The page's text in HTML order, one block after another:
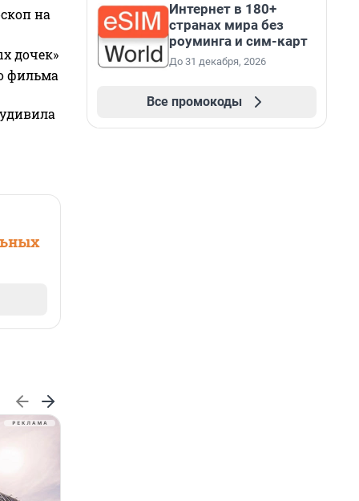
на
дочек»
фильма
Интернет в 180+
странах мира без
роуминга и сим-карт
До 31 декабря, 2026
Все промокоды